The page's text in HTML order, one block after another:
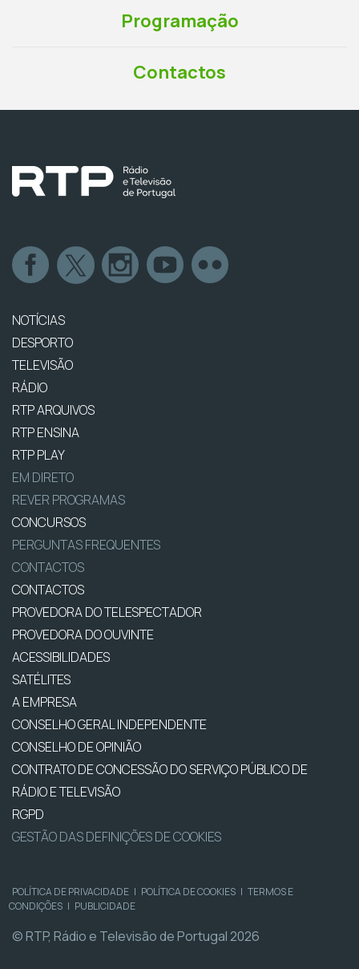
Programação
Contactos
NOTÍCIAS
DESPORTO
TELEVISÃO
RÁDIO
RTP ARQUIVOS
RTP ENSINA
RTP PLAY
EM DIRETO
REVER PROGRAMAS
CONCURSOS
PERGUNTAS FREQUENTES
CONTACTOS
CONTACTOS
PROVEDORA DO TELESPECTADOR
PROVEDORA DO OUVINTE
ACESSIBILIDADES
SATÉLITES
A EMPRESA
CONSELHO GERAL INDEPENDENTE
CONSELHO DE OPINIÃO
CONTRATO DE CONCESSÃO DO SERVIÇO PÚBLICO DE
RÁDIO E TELEVISÃO
RGPD
GESTÃO DAS DEFINIÇÕES DE COOKIES
POLÍTICA DE PRIVACIDADE | POLÍTICA DE COOKIES | TERMOS E
CONDIÇÕES | PUBLICIDADE
© RTP, Rádio e Televisão de Portugal 2026